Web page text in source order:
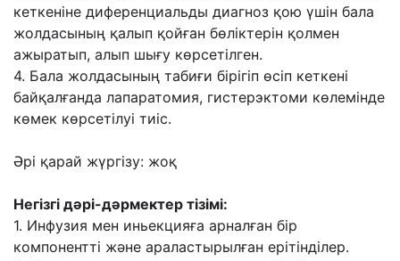
кеткеніне диференциальды диагноз қою үшін бала
жолдасының қалып қойған бөліктерін қолмен
ажыратып, алып шығу көрсетілген.
4. Бала жолдасының табиғи бірігіп өсіп кеткені
байқалғанда лапаратомия, гистерэктоми көлемінде
көмек көрсетілуі тиіс.
Әрі қарай жүргізу: жоқ
Негізгі дәрі-дәрмектер тізімі:
1. Инфузия мен иньекцияға арналған бір
компонентті және араластырылған ерітінділер.